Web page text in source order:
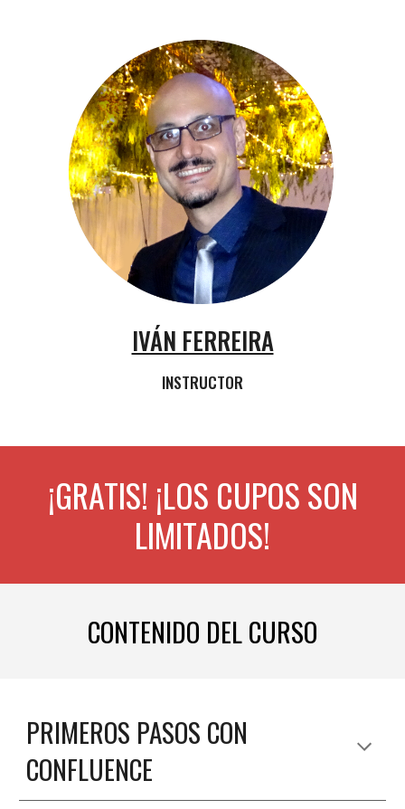
IVÁN FERREIRA
INSTRUCTOR
¡GRATIS! ¡LOS CUPOS SON
LIMITADOS!
CONTENIDO DEL CURSO
PRIMEROS PASOS CON
CONFLUENCE